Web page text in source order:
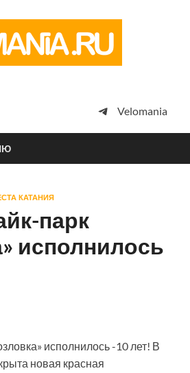
просто
Velomania
КАТАНИЯ
парк
исполнилось
исполнилось -10 лет! В
новая красная